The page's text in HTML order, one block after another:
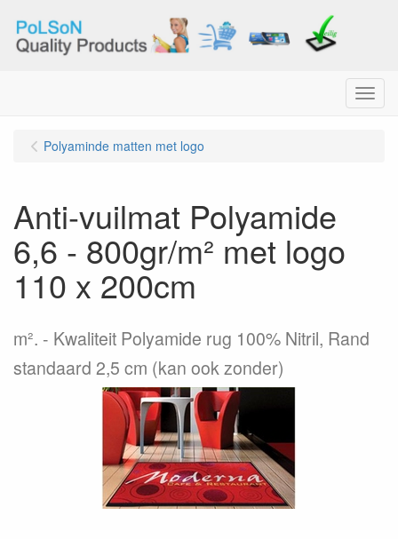
Menu
Polyaminde matten met logo
Anti-vuilmat Polyamide
6,6 - 800gr/m² met logo
110 x 200cm
m².
Kwaliteit Polyamide rug 100% Nitril, Rand
standaard 2,5 cm (kan ook zonder)